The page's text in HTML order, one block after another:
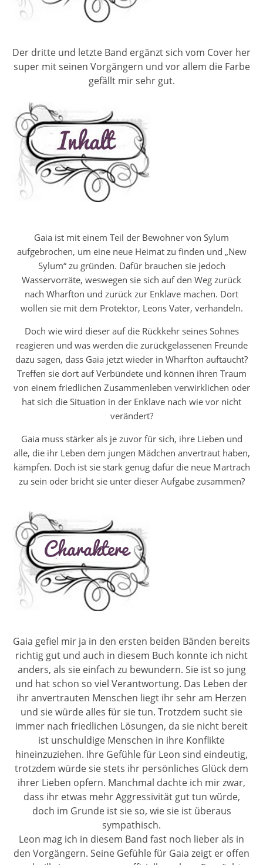
Der dritte und letzte Band ergänzt sich vom Cover her
super mit seinen Vorgängern und vor allem die Farbe
gefällt mir sehr gut.
Gaia ist mit einem Teil der Bewohner von Sylum
aufgebrochen, um eine neue Heimat zu finden und „New
Sylum“ zu gründen. Dafür brauchen sie jedoch
Wasservorräte, weswegen sie sich auf den Weg zurück
nach Wharfton und zurück zur Enklave machen. Dort
wollen sie mit dem Protektor, Leons Vater, verhandeln.
Doch wie wird dieser auf die Rückkehr seines Sohnes
reagieren und was werden die zurückgelassenen Freunde
dazu sagen, dass Gaia jetzt wieder in Wharfton auftaucht?
Treffen sie dort auf Verbündete und können ihren Traum
von einem friedlichen Zusammenleben verwirklichen oder
hat sich die Situation in der Enklave nach wie vor nicht
verändert?
Gaia muss stärker als je zuvor für sich, ihre Lieben und
alle, die ihr Leben dem jungen Mädchen anvertraut haben,
kämpfen. Doch ist sie stark genug dafür die neue Martrach
zu sein oder bricht sie unter dieser Aufgabe zusammen?
Gaia gefiel mir ja in den ersten beiden Bänden bereits
richtig gut und auch in diesem Buch konnte ich nicht
anders, als sie einfach zu bewundern. Sie ist so jung
und hat schon so viel Verantwortung. Das Leben der
ihr anvertrauten Menschen liegt ihr sehr am Herzen
und sie würde alles für sie tun. Trotzdem sucht sie
immer nach friedlichen Lösungen, da sie nicht bereit
ist unschuldige Menschen in ihre Konflikte
hineinzuziehen. Ihre Gefühle für Leon sind eindeutig,
trotzdem würde sie stets ihr persönliches Glück dem
ihrer Lieben opfern. Manchmal dachte ich mir zwar,
dass ihr etwas mehr Aggressivität gut tun würde,
doch im Grunde ist sie so, wie sie ist überaus
sympathisch.
Leon mag ich in diesem Band fast noch lieber als in
den Vorgängern. Seine Gefühle für Gaia zeigt er offen